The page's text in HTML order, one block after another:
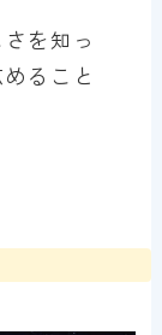
を知っ
ること